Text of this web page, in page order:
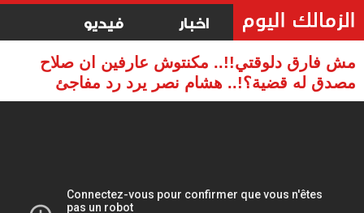
اخبار فيديو
مش فارق دلوقتي!!.. مكنتوش عارفين ان صلاح
مصدق له قضية؟!.. هشام نصر يرد رد مفاجئ